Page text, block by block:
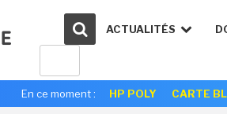
ACTUALITÉS
En ce moment : HP POLY CARTE